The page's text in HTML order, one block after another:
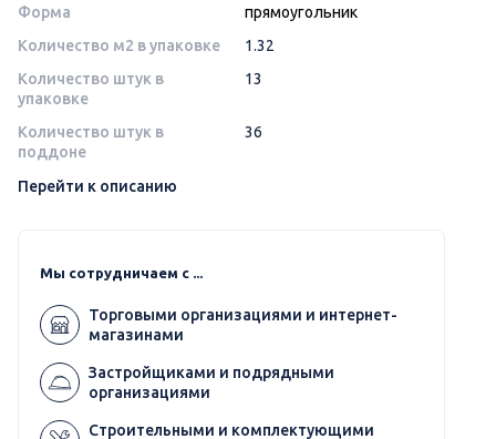
Форма
прямоугольник
Количество м2 в упаковке
1.32
Количество штук в
упаковке
13
Количество штук в
поддоне
36
Перейти к описанию
Мы сотрудничаем с ...
Торговыми организациями и интернет-
магазинами
Застройщиками и подрядными
организациями
Строительными и комплектующими